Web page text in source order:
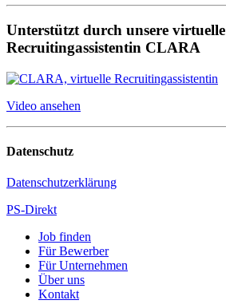
Unterstützt durch unsere virtuelle
Recruitingassistentin CLARA
Video ansehen
Datenschutz
Datenschutzerklärung
PS-Direkt
Job finden
Für Bewerber
Für Unternehmen
Über uns
Kontakt